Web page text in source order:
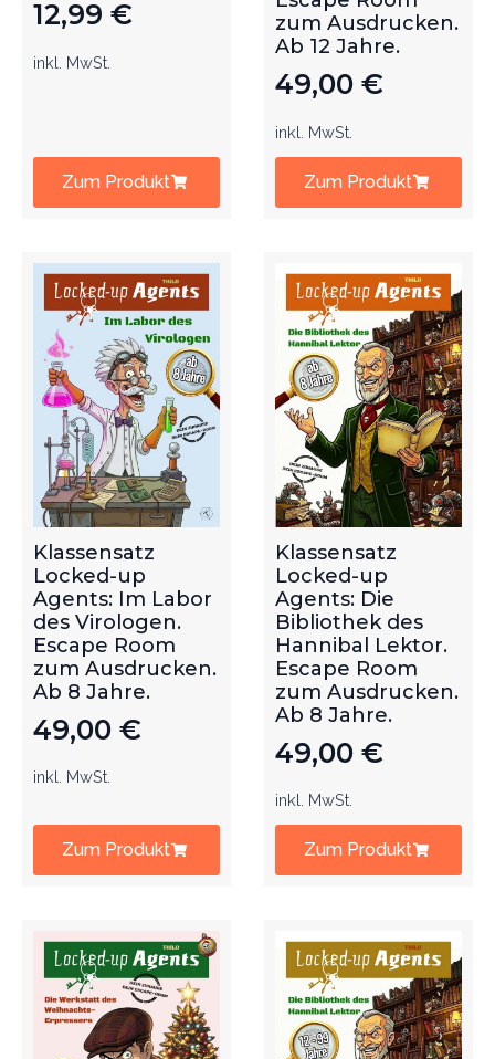
12,99 €
inkl. MwSt.
Zum Produkt
zum Ausdrucken.
Ab 12 Jahre.
49,00 €
inkl. MwSt.
Zum Produkt
Klassensatz
Locked-up
Agents: Im Labor
des Virologen.
Escape Room
zum Ausdrucken.
Ab 8 Jahre.
49,00 €
inkl. MwSt.
Zum Produkt
Klassensatz
Locked-up
Agents: Die
Bibliothek des
Hannibal Lektor.
Escape Room
zum Ausdrucken.
Ab 8 Jahre.
49,00 €
inkl. MwSt.
Zum Produkt